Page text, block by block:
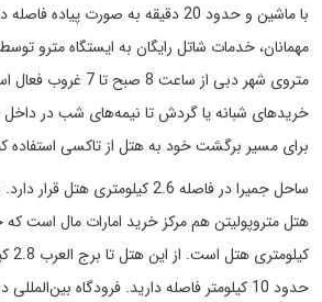
با ماشین و حدود 20 دقیقه به صورت
مهمانان، خدمات شاتل رایگان به ایستگاه مترو
متروی شهر دبی از ساعت 8
خریدهای شبانه یا گردش تا نیمه‌های شب در داخل
برای مسیر برگشت خود به هتل از تاکسی استفاده
ساحل جمیرا در فاصله 2.6 کیلومتری
حدود 10 کیلومتر فاصله دارید. فرودگاه